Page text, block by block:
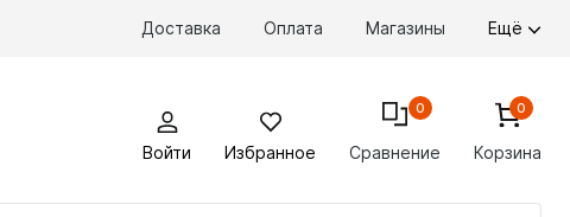
Доставка Оплата Магазины Ещё
Войти Избранное Сравнение
0
Корзина
0